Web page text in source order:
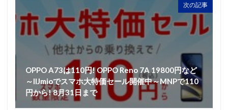
次の記事
OPPO A73は110円! OPPO Reno 7A 19800円など
～IIJmioでスマホ大特価セール開催中～MNPで110
円から! 8月31日まで